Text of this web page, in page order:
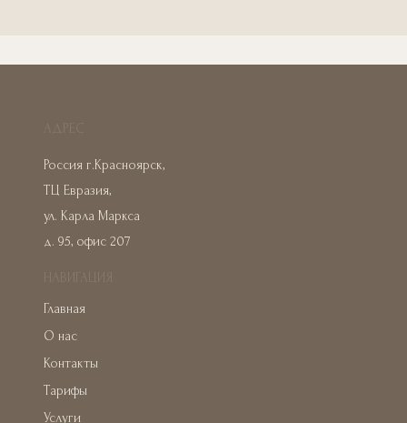
Россия г.Красноярск,
ТЦ Евразия,
ул. Карла Маркса
д. 95, офис 207
Главная
О нас
Контакты
Тарифы
Услуги